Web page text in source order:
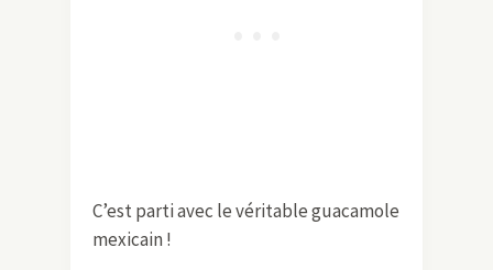
C’est parti avec le véritable guacamole
mexicain !